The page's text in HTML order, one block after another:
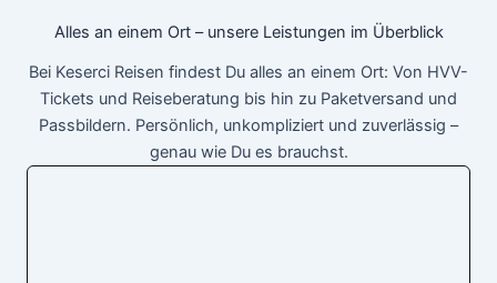
Alles an einem Ort – unsere Leistungen im Überblick
Bei Keserci Reisen findest Du alles an einem Ort: Von HVV-
Tickets und Reiseberatung bis hin zu Paketversand und
Passbildern. Persönlich, unkompliziert und zuverlässig –
genau wie Du es brauchst.